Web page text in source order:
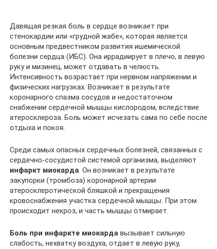
Давящая резкая боль в сердце возникает при
стенокардии или «грудной жабе», которая является
основным предвестником развития ишемической
болезни сердца (ИБС). Она иррадиирует в плечо, в левую
руку и мизинец, может отдавать в челюсть.
Интенсивность возрастает при нервном напряжении и
физических нагрузках. Возникает в результате
коронарного спазма сосудов и недостаточном
снабжении сердечной мышцы кислородом, вследствие
атеросклероза. Боль может исчезать сама по себе после
отдыха и покоя.
Среди самых опасных сердечных болезней, связанных с
сердечно-сосудистой системой организма, выделяют
инфаркт миокарда. Он возникает в результате
закупорки (тромбоза) коронарной артерии
атеросклеротической бляшкой и прекращения
кровоснабжения участка сердечной мышцы. При этом
происходит некроз, и часть мышцы отмирает.
Боль при инфаркте миокарда вызывает сильную
слабость, нехватку воздуха, отдает в левую руку,